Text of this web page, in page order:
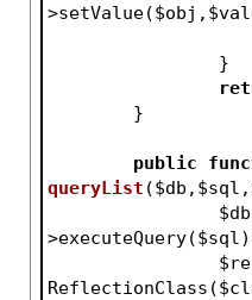
>setValue($obj ,
		}
	}
public
queryList ($db , $sql ,
$db
>executeQuery($sql
ReflectionClass(